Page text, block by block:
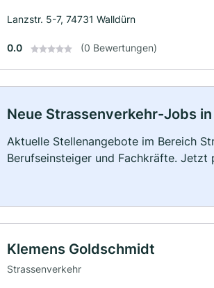
Lanzstr. 5-7, 74731 Walldürn
0.0 (0 Bewertungen)
Neue Strassenverkehr-Jobs
Aktuelle Stellenangebote im Bereich
Berufseinsteiger und Fachkräfte.
Klemens Goldschmidt
Strassenverkehr